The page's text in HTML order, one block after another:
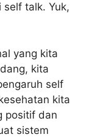
talk. Yuk,
yang kita
kita
self
kita
positif dan
sistem